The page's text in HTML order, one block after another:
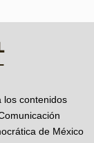
los contenidos
de México